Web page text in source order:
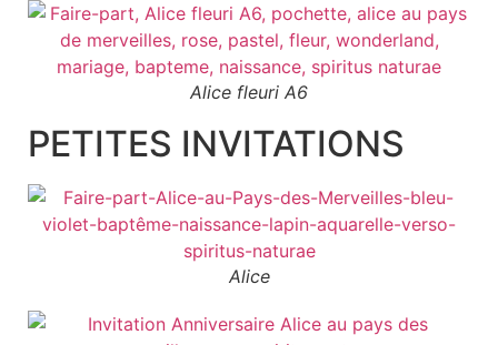
Alice fleuri A6
PETITES INVITATIONS
Alice